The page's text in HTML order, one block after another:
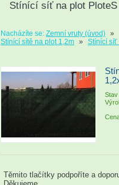
Stínící síť na plot
Nacházíte se: Zemní vruty (úvod) »
Stínící sítě na plot 1,2m » Stínící síť
Stav
Těmito tlačítky podpoříte a